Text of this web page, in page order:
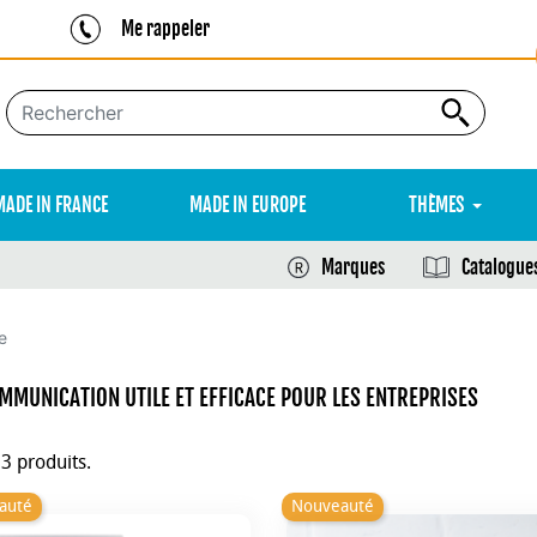
Me rappeler
IN FRANCE MADE IN EUROPE THÈMES
Marques
UTILE ET EFFICACE POUR LES ENTREPRISES
produits.
Nouveauté